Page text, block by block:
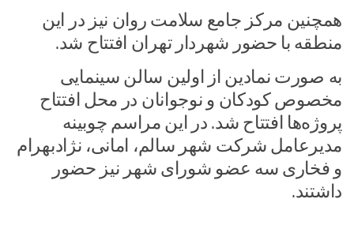
همچنین مرکز جامع سلامت روان نیز در این
منطقه با حضور شهردار تهران افتتاح شد.
به صورت نمادین از اولین سالن سینمایی
مخصوص کودکان و نوجوانان در محل افتتاح
پروژه‌ها افتتاح شد. در این مراسم چوبینه
مدیرعامل شرکت شهر سالم، امانی، نژادبهرام
و فخاری سه عضو شورای شهر نیز حضور
داشتند.